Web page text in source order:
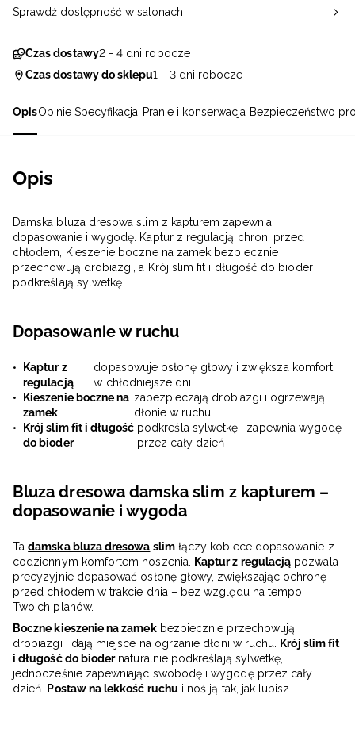
OpisOpinie Specyfikacja Pranie i konserwacja Bezpieczeństwo
Opis
Damska bluza dresowa slim z kapturem zapewnia
dopasowanie i wygodę. Kaptur z regulacją chroni przed
chłodem, Kieszenie boczne na zamek bezpiecznie
przechowują drobiazgi, a Krój slim fit i długość do bioder
podkreślają sylwetkę.
Dopasowanie w ruchu
Kaptur z
regulacją
dopasowuje osłonę głowy i zwiększa komfort
w chłodniejsze dni
Kieszenie boczne na
zamek
zabezpieczają drobiazgi i ogrzewają
dłonie w ruchu
Krój slim fit i długość
do bioder
podkreśla sylwetkę i zapewnia wygodę
przez cały dzień
Bluza dresowa damska slim z kapturem –
dopasowanie i wygoda
Tadamska bluza dresowa slimłączy kobiece dopasowanie z
codziennym komfortem noszenia. Kaptur z regulacją pozwala
precyzyjnie dopasować osłonę głowy, zwiększając ochronę
przed chłodem w trakcie dnia – bez względu na tempo
Twoich planów.
Boczne kieszenie na zamekbezpiecznie przechowują
drobiazgi i dają miejsce na ogrzanie dłoni w ruchu. Krój slim fit
i długość do biodernaturalnie podkreślają sylwetkę,
jednocześnie zapewniając swobodę i wygodę przez cały
dzień. Postaw na lekkość ruchui noś ją tak, jak lubisz.
Czas dostawy2 - 4 dni robocze
Czas dostawy do sklepu1 - 3 dni robocze
Sprawdź dostępność w salonach